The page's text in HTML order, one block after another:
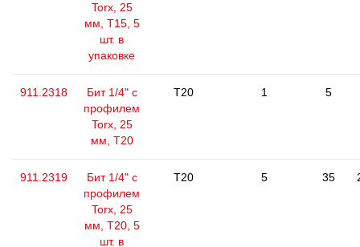
Torx, 25
мм, Т15, 5
шт. в
упаковке
911.2318
Бит 1/4" с
профилем
Torx, 25
мм, Т20
T20 1 5
911.2319
Бит 1/4" с
профилем
Torx, 25
мм, Т20, 5
шт. в
T20 5 35